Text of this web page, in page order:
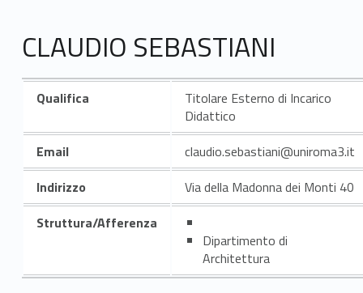
CLAUDIO SEBASTIANI
Qualifica
Titolare Esterno di Incarico
Didattico
Email
claudio.sebastiani@uniroma3.it
Indirizzo
Via della Madonna dei Monti 40
Struttura/Afferenza
Dipartimento di
Architettura